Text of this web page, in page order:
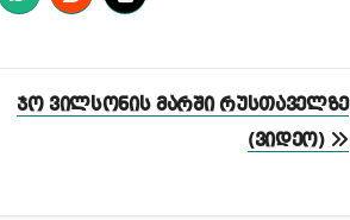
ჯო ვილსონის მარში რუსთაველზე
(ვიდეო)